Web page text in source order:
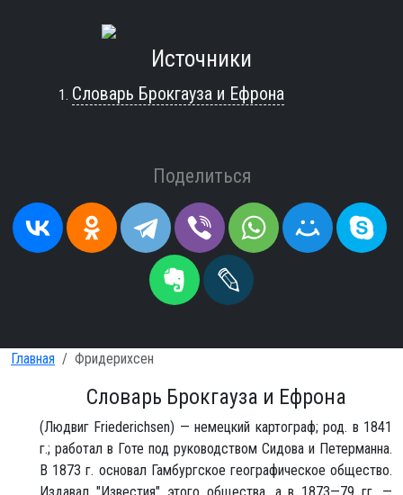
Источники
Словарь Брокгауза и Ефрона
Поделиться
Главная Фридерихсен
Словарь Брокгауза и Ефрона
(Людвиг Friederichsen) — немецкий картограф; род. в 1841
г.; работал в Готе под руководством Сидова и Петерманна.
В 1873 г. основал Гамбургское географическое общество.